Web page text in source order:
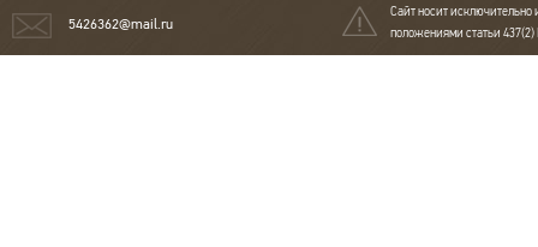
5426362@mail.ru
Сайт носит исключительно
положениями статьи